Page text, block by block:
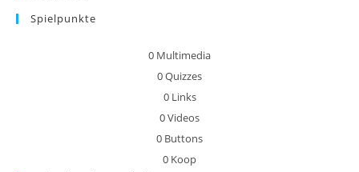
Spielpunkte
0 Multimedia
0Quizzes
0 Links
0Videos
0 Buttons
0 Koop